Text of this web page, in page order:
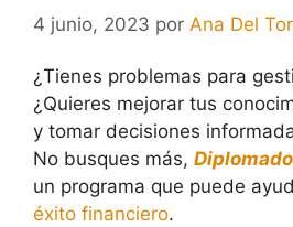
4 junio, 2023 por Ana Del
¿Tienes problemas para
¿Quieres mejorar tus
y tomar decisiones
No busques más,
un programa que puede
éxito financiero.